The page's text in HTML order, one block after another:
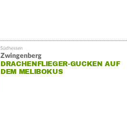
Zwingenberg
DRACHENFLIEGER-GUCKEN AUF
DEM MELIBOKUS